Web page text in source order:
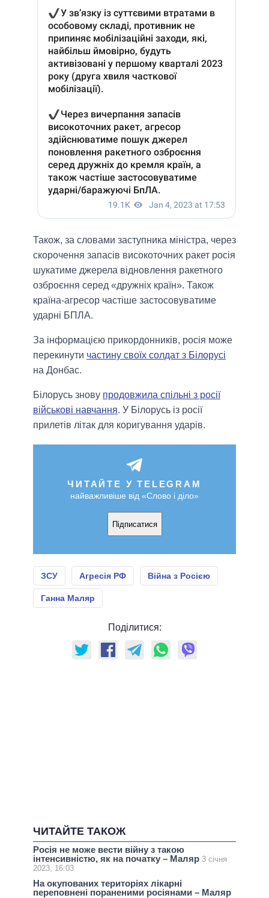
Також, за словами заступника міністра, через
скорочення запасів високоточних ракет росія
шукатиме джерела відновлення ракетного
озброєння серед «дружніх країн». Також
країна-агресор частіше застосовуватиме
ударні БПЛА.
За інформацією прикордонників, росія може
перекинути частину своїх солдат з Білорусі
на Донбас.
Білорусь знову продовжила спільні з росії
військові навчання. У Білорусь із росії
прилетів літак для коригування ударів.
ЧИТАЙТЕ У TELEGRAM
найважливіше від «Слово і діло»
Підписатися
ЗСУ Агресія РФ Війна з Росією
Ганна Маляр
Поділитися:
ЧИТАЙТЕ ТАКОЖ
Росія не може вести війну з такою
інтенсивністю, як на початку – Маляр 3 січня
2023, 16:03
На окупованих територіях лікарні
переповнені пораненими росіянами – Маляр